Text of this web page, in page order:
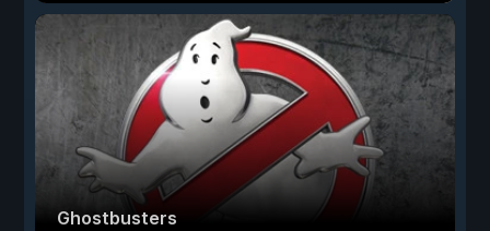
Ghostbusters